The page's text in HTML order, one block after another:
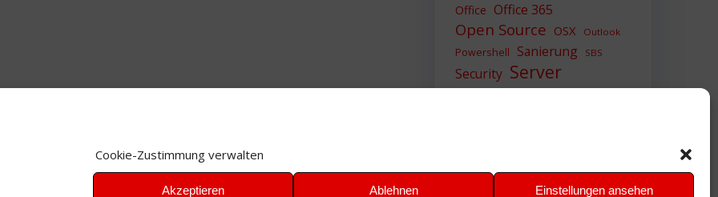
Cookie-Zustimmung verwalten
Akzeptieren Ablehnen Einstellungen ansehen
Office Office 365
Open Source OSX Outlook
Powershell Sanierung SBS
Security Server
Sicherheit SIEM
VMWare VPN WAZUH